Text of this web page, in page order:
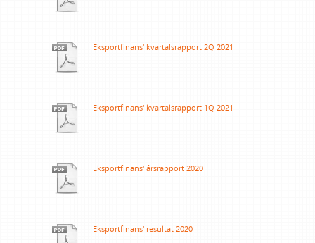
Eksportfinans' kvartalsrapport 2Q 2021
Eksportfinans' kvartalsrapport 1Q 2021
Eksportfinans' årsrapport 2020
Eksportfinans' resultat 2020